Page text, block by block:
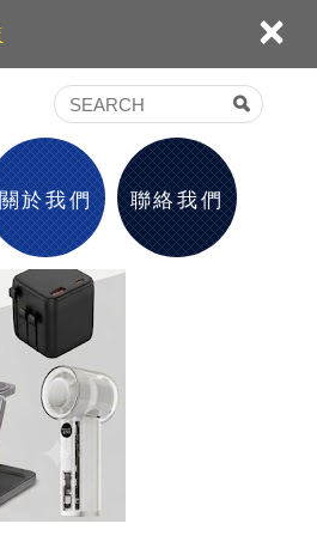
×
關於我們 聯絡我們